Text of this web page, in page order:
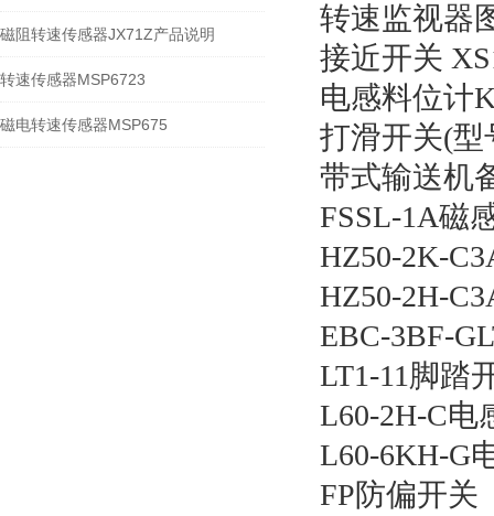
磁阻转速传感器JX71Z产品说明
转速传感器MSP6723
磁电转速传感器MSP675
转速监视器
接近开关
电感料位计
打滑开关(
带式输送机
FSSL-1A磁
HZ50-2K-
HZ50-2H-
EBC-3BF-
LT1-11脚踏
L60-2H-C电
L60-6KH-G
FP防偏开关